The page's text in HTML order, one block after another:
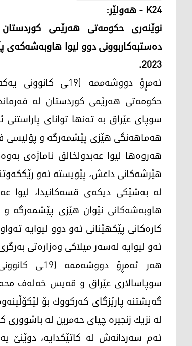
K24 - هه‌ولێر:
نوێنه‌ری حكومه‌تی هه‌رێمی
ده‌ستبه‌كاربوونی دوو لیوا
2023.
سوپای عێراق به‌ ته‌نها توانای
هه‌ماهه‌نگی هێزی پێشمه‌رگه‌ و پۆلیسی
هه‌روه‌ها لیوا عه‌بدولخالق ئاماژه‌ی
هێرشه‌كانی داعش، پێویسته‌ ئه‌و
له‌ به‌شێكی دیكه‌ی قسه‌كانیدا، لیوا
هاوبه‌شه‌كانی نێوان هێزی پێشمه‌رگه‌ و
ئه‌و لیوایه‌ له‌سه‌ر میلاكی وه‌زاره‌تی
سوپاسالاری عێراق و قه‌یس خه‌له‌ف
گه‌یشتنه‌ پارێزگای كه‌ركووك بۆ
لە نزیك زنجیرە چیای حەمرین له‌ باشووری